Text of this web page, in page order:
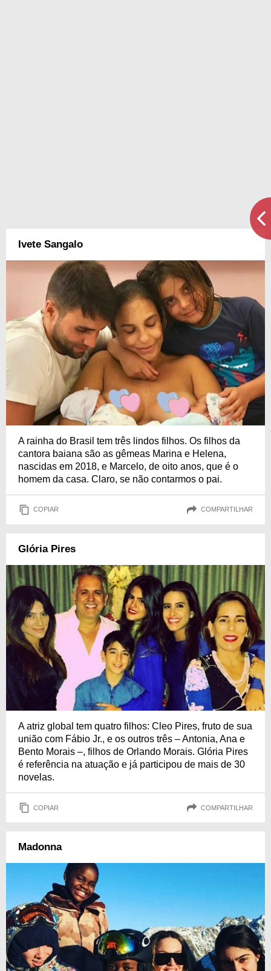
Ivete Sangalo
A rainha do Brasil tem três lindos filhos. Os filhos da
cantora baiana são as gêmeas Marina e Helena,
nascidas em 2018, e Marcelo, de oito anos, que é o
homem da casa. Claro, se não contarmos o pai.
COPIAR COMPARTILHAR
Glória Pires
A atriz global tem quatro filhos: Cleo Pires, fruto de sua
união com Fábio Jr., e os outros três – Antonia, Ana e
Bento Morais –, filhos de Orlando Morais. Glória Pires
é referência na atuação e já participou de mais de 30
novelas.
COPIAR COMPARTILHAR
Madonna